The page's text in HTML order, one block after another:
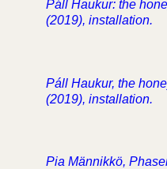
Páll Haukur: the
(2019), installation.
Páll Haukur, the
(2019), installation.
Pia Männikkö,